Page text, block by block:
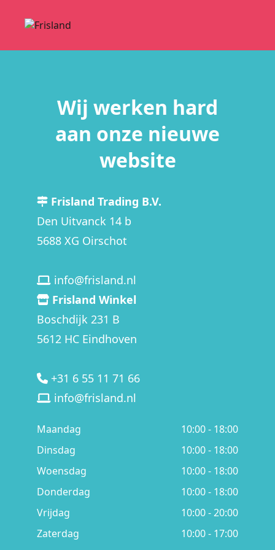
Wij werken hard
aan onze nieuwe
website
Frisland Trading B.V.
Den Uitvanck 14 b
5688 XG Oirschot
info@frisland.nl
Frisland Winkel
Boschdijk 231 B
5612 HC Eindhoven
+31 6 55 11 71 66
info@frisland.nl
Maandag
10:00 - 18:00
Dinsdag
10:00 - 18:00
Woensdag
10:00 - 18:00
Donderdag
10:00 - 18:00
Vrijdag
10:00 - 20:00
Zaterdag
10:00 - 17:00